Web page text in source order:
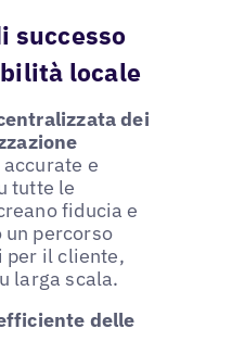
successo
locale
dei
e
tutte le
fiducia e
un percorso
per il cliente,
larga scala.
delle